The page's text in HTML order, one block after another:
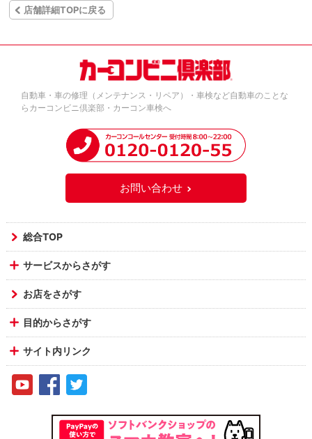
店舗詳細TOPに戻る
自動車・車の修理（メンテナンス・リペア）・車検など自動車のことな
らカーコンビニ倶楽部・カーコン車検へ
お問い合わせ
総合TOP
サービスからさがす
お店をさがす
目的からさがす
サイト内リンク